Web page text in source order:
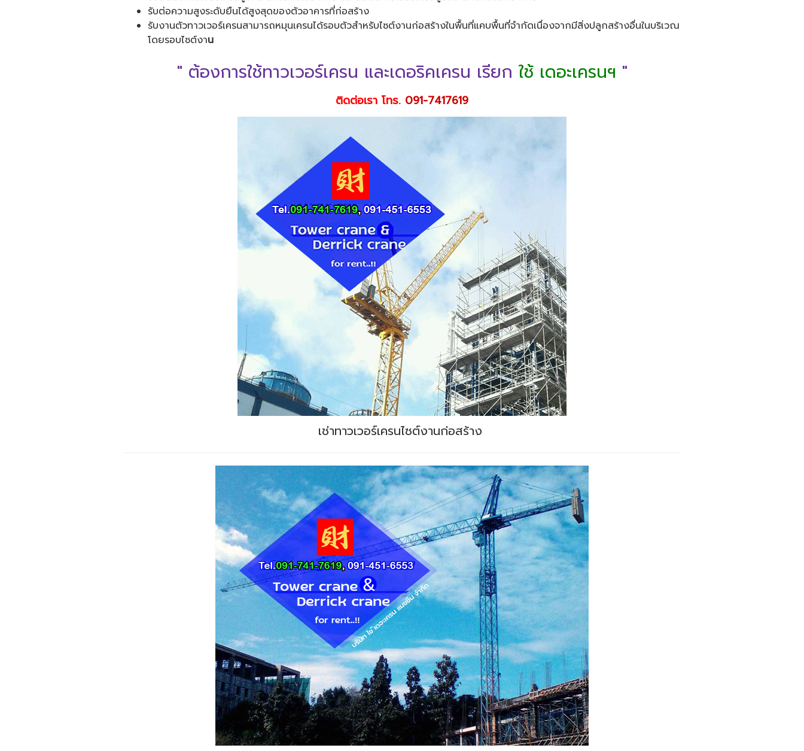
รับต่อความสูงระดับยืนได้สูงสุดของตัวอาคารที่ก่อสร้าง
รับงานตัวทาวเวอร์เครนสามารถหมุนเครนได้รอบตัวสำหรับไซต์งานก่อสร้างในพื้นที่แคบพื้นที่จำกัดเนื่องจากมีสิ่งปลูกสร้างอื่นในบริเวณ
โดยรอบไซต์งาน
" ต้องการใช้ทาวเวอร์เครน และเดอริคเครน เรียก ใช้ เดอะเครนฯ "
ติดต่อเรา โทร. 091-7417619
เช่าทาวเวอร์เครนไซต์งานก่อสร้าง